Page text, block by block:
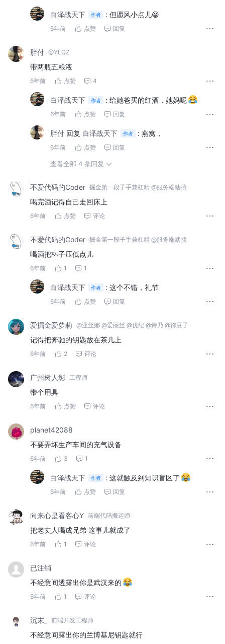
白泽战天下 作者 : 但愿风小点儿😀
6年前 点赞 回复
胖付 @YLQZ
带两瓶五粮液
6年前 点赞 4
白泽战天下 作者 : 给她爸买的红酒，她妈呢
6年前 点赞 回复
胖付 回复 白泽战天下 作者 : 燕窝，
6年前 点赞 回复
查看全部 4 条回复
不爱代码的Coder 掘金第一段子手兼杠精 @服务端瞎搞
喝完酒记得自己走回床上
6年前 点赞 评论
不爱代码的Coder 掘金第一段子手兼杠精 @服务端瞎搞
喝酒把杯子压低点儿
6年前 1 1
白泽战天下 作者 : 这个不错，礼节
6年前 点赞 回复
爱掘金爱萝莉 @亚丝娜 @爱丽丝 @优纪 @诗乃 @祢豆子
记得把奔驰的钥匙放在茶几上
6年前 2 评论
广州树人彰 工程师
带个用具
6年前 点赞 评论
planet42088
不要弄坏生产车间的充气设备
6年前 3 1
白泽战天下 作者 : 这就触及到知识盲区了
6年前 点赞 回复
向来心是看客心Y 前端代码搬运师
把老丈人喝成兄弟 这事儿就成了
6年前 1 评论
已注销
不经意间透露出你是武汉来的
6年前 1 评论
沉末_ 前端开发工程师
不经意间露出你的兰博基尼钥匙就行